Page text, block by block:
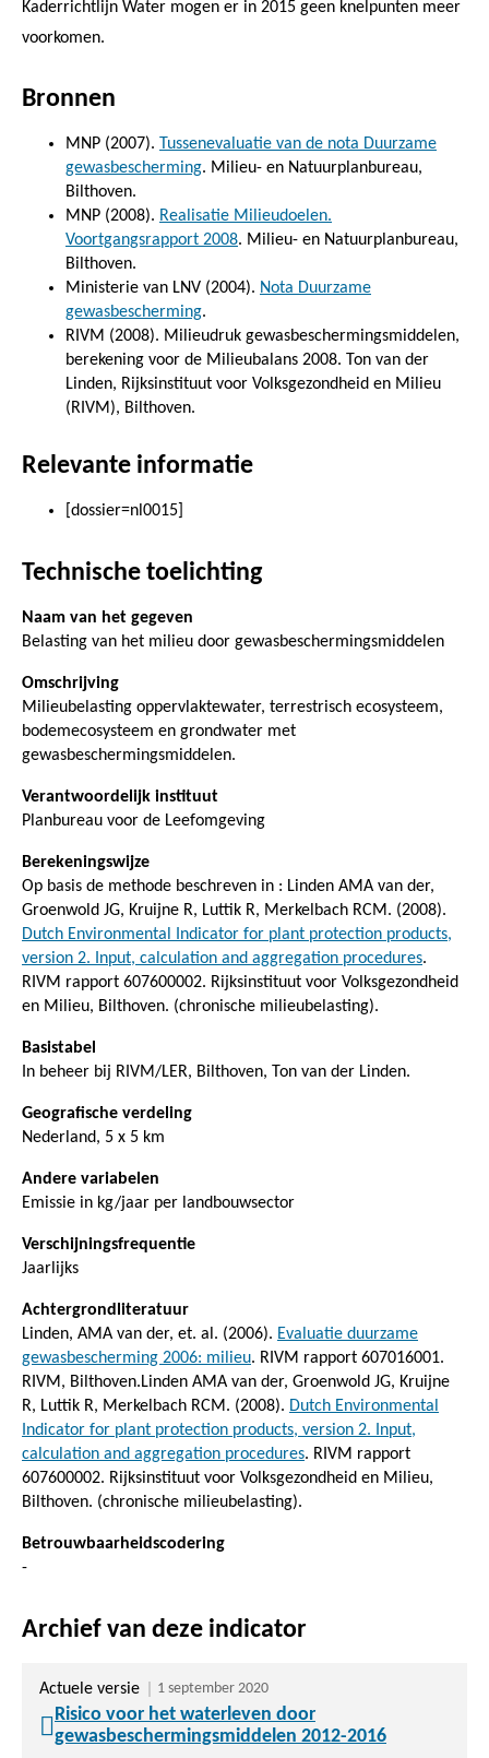
Kaderrichtlijn Water mogen er in 2015 geen knelpunten meer
voorkomen.
Bronnen
MNP (2007). Tussenevaluatie van de nota Duurzame
gewasbescherming. Milieu- en Natuurplanbureau,
Bilthoven.
MNP (2008). Realisatie Milieudoelen.
Voortgangsrapport 2008. Milieu- en Natuurplanbureau,
Bilthoven.
Ministerie van LNV (2004). Nota Duurzame
gewasbescherming.
RIVM (2008). Milieudruk gewasbeschermingsmiddelen,
berekening voor de Milieubalans 2008. Ton van der
Linden, Rijksinstituut voor Volksgezondheid en Milieu
(RIVM), Bilthoven.
Relevante informatie
[dossier=nl0015]
Technische toelichting
Naam van het gegeven
Belasting van het milieu door gewasbeschermingsmiddelen
Omschrijving
Milieubelasting oppervlaktewater, terrestrisch ecosysteem,
bodemecosysteem en grondwater met
gewasbeschermingsmiddelen.
Verantwoordelijk instituut
Planbureau voor de Leefomgeving
Berekeningswijze
Op basis de methode beschreven in : Linden AMA van der,
Groenwold JG, Kruijne R, Luttik R, Merkelbach RCM. (2008).
Dutch Environmental Indicator for plant protection products,
version 2. Input, calculation and aggregation procedures.
RIVM rapport 607600002. Rijksinstituut voor Volksgezondheid
en Milieu, Bilthoven. (chronische milieubelasting).
Basistabel
In beheer bij RIVM/LER, Bilthoven, Ton van der Linden.
Geografische verdeling
Nederland, 5 x 5 km
Andere variabelen
Emissie in kg/jaar per landbouwsector
Verschijningsfrequentie
Jaarlijks
Achtergrondliteratuur
Linden, AMA van der, et. al. (2006). Evaluatie duurzame
gewasbescherming 2006: milieu. RIVM rapport 607016001.
RIVM, Bilthoven.Linden AMA van der, Groenwold JG, Kruijne
R, Luttik R, Merkelbach RCM. (2008). Dutch Environmental
Indicator for plant protection products, version 2. Input,
calculation and aggregation procedures. RIVM rapport
607600002. Rijksinstituut voor Volksgezondheid en Milieu,
Bilthoven. (chronische milieubelasting).
Betrouwbaarheidscodering
-
Archief van deze indicator
Actuele versie 1 september 2020
Risico voor het waterleven door
gewasbeschermingsmiddelen 2012-2016